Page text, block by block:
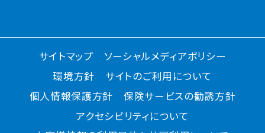
サイトマップ
ソーシャルメディアポリシー
環境方針
サイトのご利用について
個人情報保護方針
保険サービスの勧誘方針
アクセシビリティについて